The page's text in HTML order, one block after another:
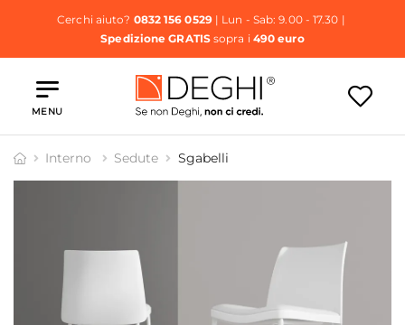
Cerchi aiuto? 0832 156 0529| Lun - Sab: 9.00 - 17.30 |
Spedizione GRATISsopra i 490 euro
MENU
Interno Sedute Sgabelli